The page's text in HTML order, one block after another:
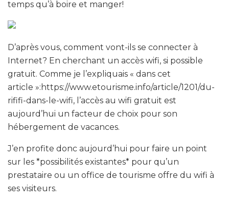
temps qu’à boire et manger!
D’après vous, comment vont-ils se connecter à
Internet? En cherchant un accès wifi, si possible
gratuit. Comme je l’expliquais « dans cet
article »:https://www.etourisme.info/article/1201/du-
rififi-dans-le-wifi, l’accès au wifi gratuit est
aujourd’hui un facteur de choix pour son
hébergement de vacances.
J’en profite donc aujourd’hui pour faire un point
sur les *possibilités existantes* pour qu’un
prestataire ou un office de tourisme offre du wifi à
ses visiteurs.